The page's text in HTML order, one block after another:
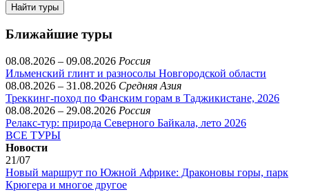
Найти туры
Ближайшие туры
08.08.2026 – 09.08.2026 Россия
Ильменский глинт и разносолы Новгородской области
08.08.2026 – 31.08.2026 Средняя Азия
Треккинг-поход по Фанским горам в Таджикистане, 2026
08.08.2026 – 29.08.2026 Россия
Релакс-тур: природа Северного Байкала, лето 2026
ВСЕ ТУРЫ
Новости
21/07
Новый маршрут по Южной Африке: Драконовы горы, парк
Крюгера и многое другое